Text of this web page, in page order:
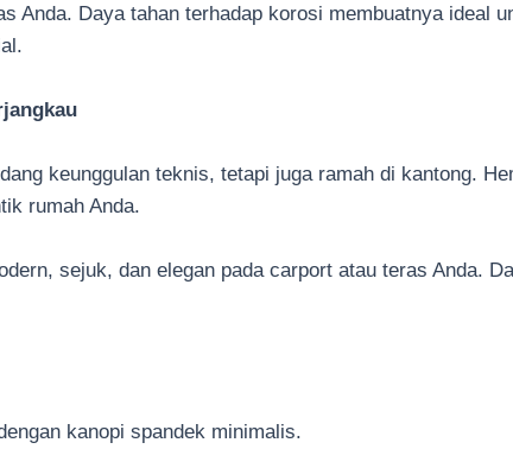
Anda. Daya tahan terhadap korosi membuatnya ideal
keunggulan teknis, tetapi juga ramah di kantong.
rumah Anda.
sejuk, dan elegan pada carport atau teras Anda.
kanopi spandek minimalis.